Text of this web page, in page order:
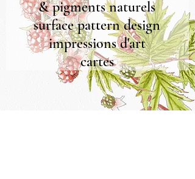
& pigments naturels
surface pattern design
impressions d'art
cartes